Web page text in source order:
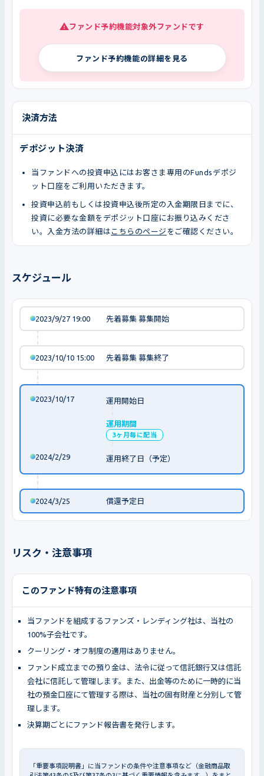
ファンド予約機能対象外ファンドです
ファンド予約機能の詳細を見る
決済方法
デポジット決済
当ファンドへの投資申込にはお客さま専用のFundsデポジ
ット口座をご利用いただきます。
投資申込前もしくは投資申込後所定の入金期限日までに、
投資に必要な金額をデポジット口座にお振り込みくださ
い。入金方法の詳細は こちらのページ をご確認ください。
スケジュール
2023/9/27 19:00 先着募集 募集開始
2023/10/10 15:00 先着募集 募集終了
2023/10/17 運用開始日
運用期間
3ヶ月毎に配当
2024/2/29 運用終了日（予定）
2024/3/25 償還予定日
リスク・注意事項
このファンド特有の注意事項
当ファンドを組成するファンズ・レンディング社は、当社の
100%子会社です。
クーリング・オフ制度の適用はありません。
ファンド成立までの預り金は、法令に従って信託銀行又は信託
会社に信託して管理します。また、出金等のために一時的に当
社の預金口座にて管理する際は、当社の固有財産と分別して管
理します。
決算期ごとにファンド報告書を発行します。
「重要事項説明書」に当ファンドの条件や注意事項など（金融商品取